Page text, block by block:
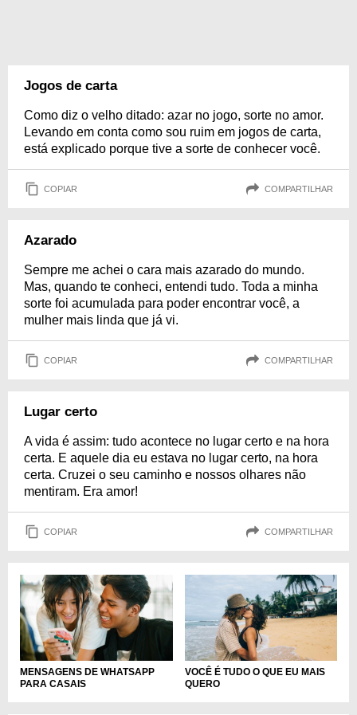
Jogos de carta
Como diz o velho ditado: azar no jogo, sorte no amor.
Levando em conta como sou ruim em jogos de carta,
está explicado porque tive a sorte de conhecer você.
COPIAR COMPARTILHAR
Azarado
Sempre me achei o cara mais azarado do mundo.
Mas, quando te conheci, entendi tudo. Toda a minha
sorte foi acumulada para poder encontrar você, a
mulher mais linda que já vi.
COPIAR COMPARTILHAR
Lugar certo
A vida é assim: tudo acontece no lugar certo e na hora
certa. E aquele dia eu estava no lugar certo, na hora
certa. Cruzei o seu caminho e nossos olhares não
mentiram. Era amor!
COPIAR COMPARTILHAR
MENSAGENS DE WHATSAPP
PARA CASAIS
VOCÊ É TUDO O QUE EU MAIS
QUERO